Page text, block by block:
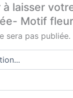
laisser
Motif
sera pas publiée.